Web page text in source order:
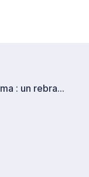
THX Pharma : un rebranding stratégique pour accélérer à l’international